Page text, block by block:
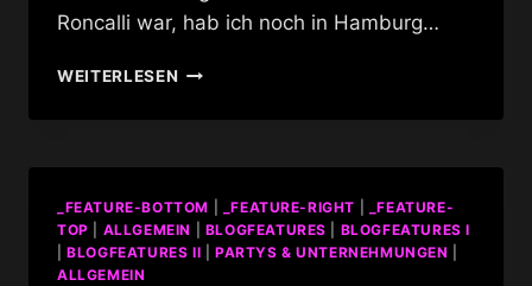
Roncalli war, hab ich noch in Hamburg…
WEITERLESENRONCALLI
_FEATURE-BOTTOM _FEATURE-RIGHT
_FEATURE-
TOP
ALLGEMEIN BLOGFEATURES
BLOGFEATURES I
|BLOGFEATURES II PARTYS & UNTERNEHMUNGEN
ALLGEMEIN